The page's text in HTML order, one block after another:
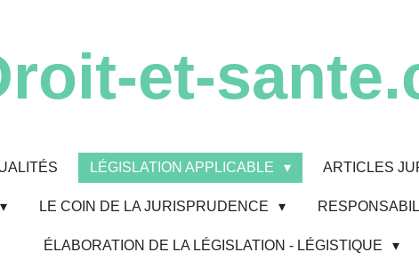
et-
LÉGISLATION APPLICABLE ARTICLES
LE COIN DE LA JURISPRUDENCE
ÉLABORATION DE LA LÉGISLATION - LÉGISTIQUE